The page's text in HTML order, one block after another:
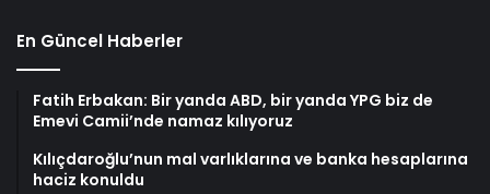
En Güncel Haberler
Fatih Erbakan: Bir yanda ABD, bir yanda YPG biz de
Emevi Camii’nde namaz kılıyoruz
Kılıçdaroğlu’nun mal varlıklarına ve banka hesaplarına
haciz konuldu